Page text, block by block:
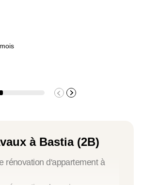
à Bastia (2B)
rénovation d'appartement à